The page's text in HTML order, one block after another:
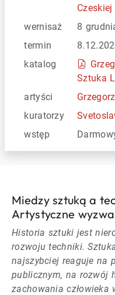
Czeskiej
wernisaż
8
termin
katalog
Sztuka
artyści
kuratorzy
wstęp
Miedzy sztuką a
Artystyczne
Historia sztuki jest
rozwoju techniki.
najszybciej reaguje na
publicznym, na rozwój
zachowania człowieka